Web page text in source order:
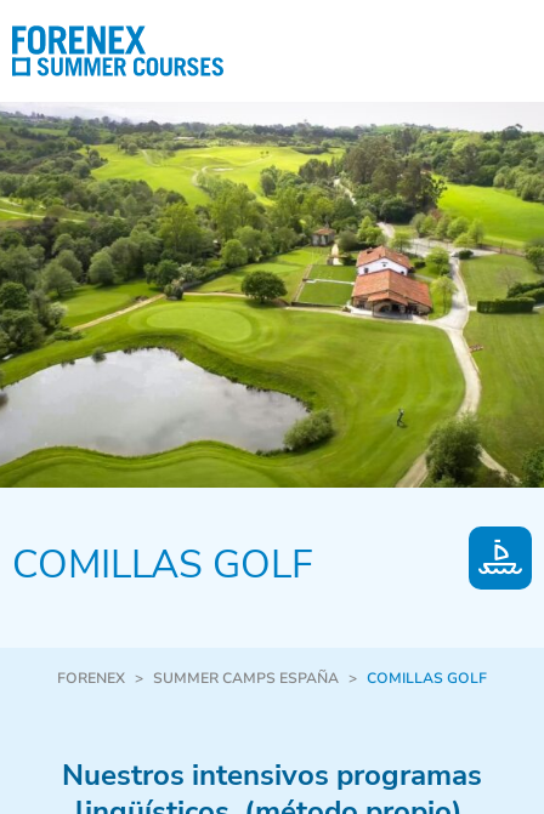
Nosotros
Programas
Contacto
Reservas
COMILLAS GOLF
FORENEX > SUMMER CAMPS ESPAÑA > COMILLAS GOLF
Nuestros intensivos programas